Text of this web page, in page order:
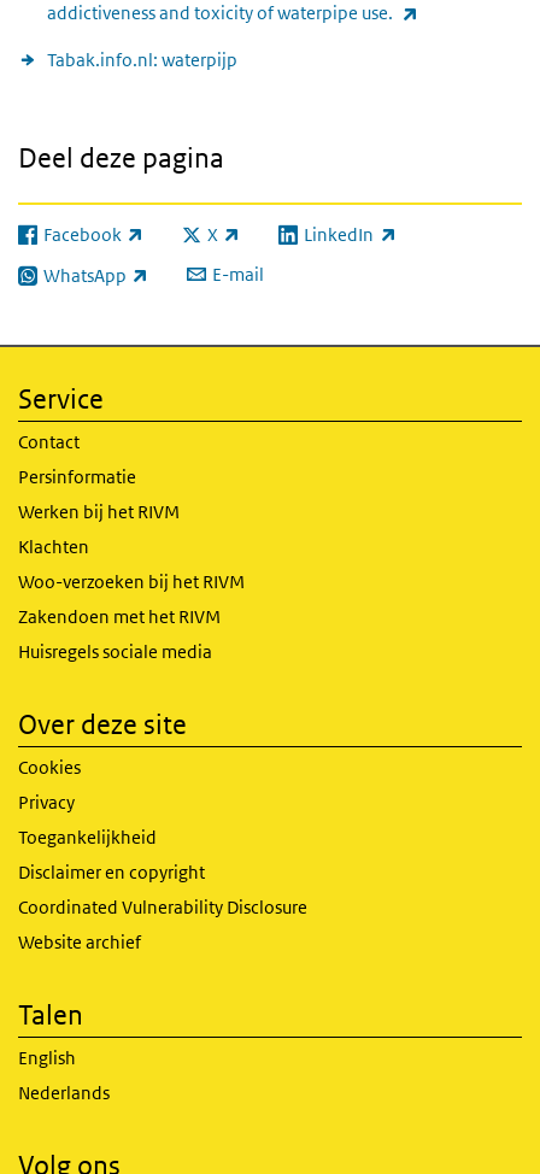
addictiveness and toxicity of waterpipe use.
Tabak.info.nl: waterpijp
Deel deze pagina
Facebook
(externe link) X
(externe link) LinkedIn
(externe link)
WhatsApp
(externe link) E-mail
Service
Contact
Persinformatie
Werken bij het RIVM
Klachten
Woo-verzoeken bij het RIVM
Zakendoen met het RIVM
Huisregels sociale media
Over deze site
Cookies
Privacy
Toegankelijkheid
Disclaimer en copyright
Coordinated Vulnerability Disclosure
Website archief
Talen
English
Nederlands
Volg ons